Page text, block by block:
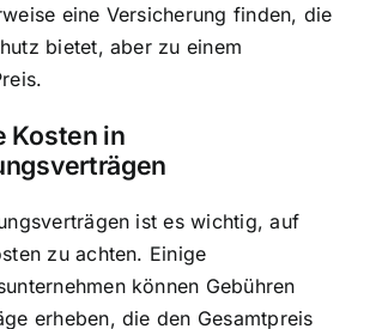
eine Versicherung finden, die
bietet, aber zu einem
Kosten in
ist es wichtig, auf
zu achten. Einige
können Gebühren
erheben, die den Gesamtpreis